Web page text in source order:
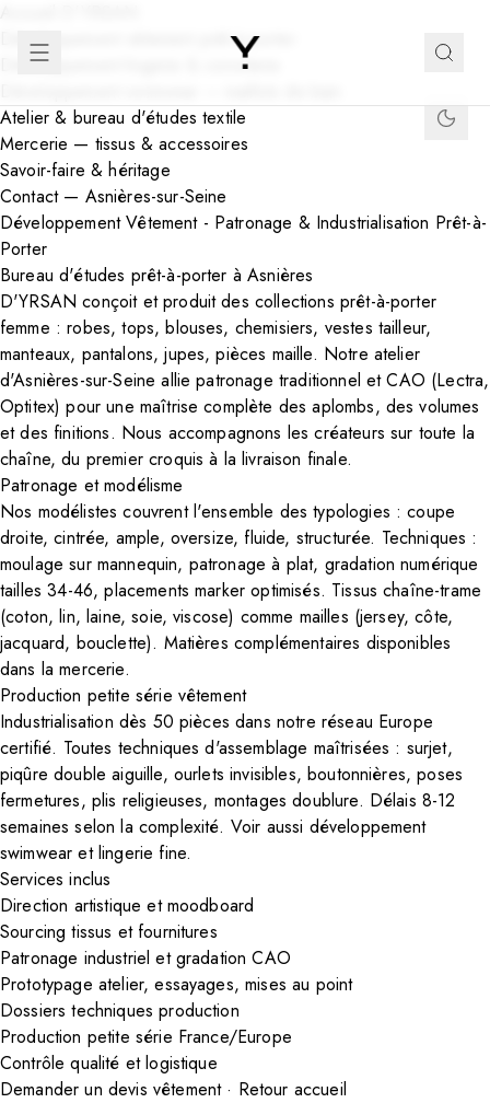
Développement vêtement prêt-à-porter
Développement lingerie & corseterie
Atelier & bureau d'études textile
Mercerie — tissus & accessoires
Savoir-faire & héritage
Contact — Asnières-sur-Seine
Développement Vêtement - Patronage & Industrialisation Prêt-à-
Porter
Bureau d'études prêt-à-porter à Asnières
D'YRSAN conçoit et produit des collections prêt-à-porter
femme : robes, tops, blouses, chemisiers, vestes tailleur,
manteaux, pantalons, jupes, pièces maille. Notre atelier
d'Asnières-sur-Seine allie patronage traditionnel et CAO (Lectra,
Optitex) pour une maîtrise complète des aplombs, des volumes
et des finitions. Nous accompagnons les créateurs sur toute la
chaîne, du premier croquis à la livraison finale.
Patronage et modélisme
Nos modélistes couvrent l'ensemble des typologies : coupe
droite, cintrée, ample, oversize, fluide, structurée. Techniques :
moulage sur mannequin, patronage à plat, gradation numérique
tailles 34-46, placements marker optimisés. Tissus chaîne-trame
(coton, lin, laine, soie, viscose) comme mailles (jersey, côte,
jacquard, bouclette). Matières complémentaires disponibles
dans lamercerie.
Production petite série vêtement
Industrialisation dès 50 pièces dans notre réseau Europe
certifié. Toutes techniques d'assemblage maîtrisées : surjet,
piqûre double aiguille, ourlets invisibles, boutonnières, poses
fermetures, plis religieuses, montages doublure. Délais 8-12
semaines selon la complexité. Voir aussi développement
swimwear etlingerie fine.
Services inclus
Direction artistique et moodboard
Sourcing tissus et fournitures
Patronage industriel et gradation CAO
Prototypage atelier, essayages, mises au point
Dossiers techniques production
Production petite série France/Europe
Contrôle qualité et logistique
Demander un devis vêtement· Retour accueil